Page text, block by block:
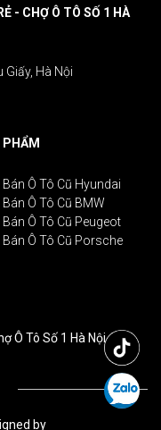
- CHỢ Ô TÔ SỐ 1 HÀ
Giấy, Hà Nội
PHẨM
Bán Ô Tô Cũ Hyundai
Ô Tô Cũ BMW
Bán Ô Tô Cũ Peugeot
Bán Ô Tô Cũ Porsche
Ô Tô Số 1 Hà Nội
by